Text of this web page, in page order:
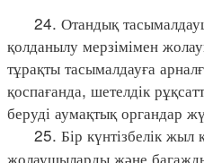
24. Отандық
қолданылу мерзімімен
тұрақты тасымалдауға
қоспағанда, шетелдік
беруді аумақтық органдар
25. Бір күнтізбелік жыл
жолаушыларды және